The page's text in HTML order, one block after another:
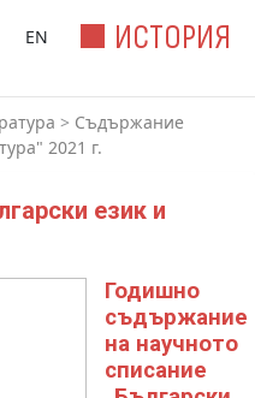
ИСТОРИЯ
EN
> Съдържание
2021 г.
език и
Годишно
съдържание
на научното
списание